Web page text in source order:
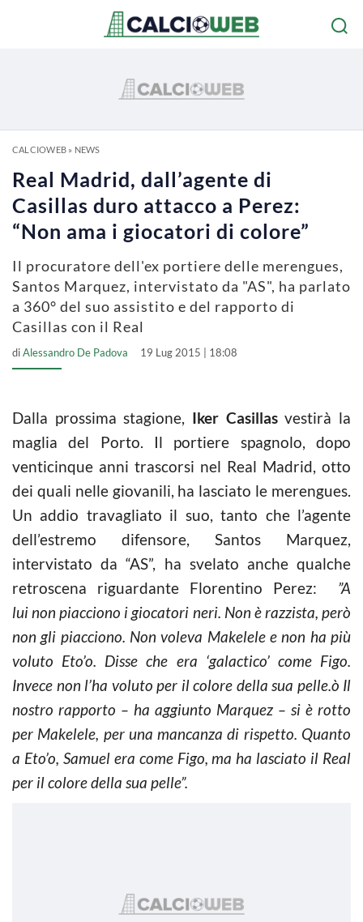
CALCIOWEB» NEWS
Real Madrid, dall’agente di
Casillas duro attacco a Perez:
“Non ama i giocatori di colore”
Il procuratore dell'ex portiere delle merengues,
Santos Marquez, intervistato da "AS", ha parlato
a 360° del suo assistito e del rapporto di
Casillas con il Real
diAlessandro De Padova 19 Lug 2015 | 18:08
Dalla prossima stagione, Iker Casillasvestirà la
maglia del Porto. Il portiere spagnolo, dopo
venticinque anni trascorsi nel Real Madrid, otto
dei quali nelle giovanili, ha lasciato le merengues.
Un addio travagliato il suo, tanto che l’agente
dell’estremo difensore, Santos Marquez,
intervistato da “AS”, ha svelato anche qualche
retroscena riguardante Florentino Perez: ”A
lui non piacciono i giocatori neri. Non è razzista, però
non gli piacciono. Non voleva Makelele e non ha più
voluto Eto’o. Disse che era ‘galactico’ come Figo.
Invece non l’ha voluto per il colore della sua pelle.ò Il
nostro rapporto – ha aggiunto Marquez – si è rotto
per Makelele, per una mancanza di rispetto. Quanto
a Eto’o, Samuel era come Figo, ma ha lasciato il Real
per il colore della sua pelle”.